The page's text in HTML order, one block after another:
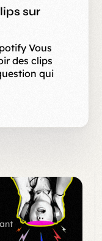
sur
Vous
des clips
qui